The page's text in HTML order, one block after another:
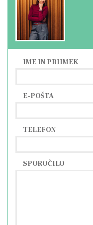
IME IN PRIIMEK
E-POŠTA
TELEFON
SPOROČILO